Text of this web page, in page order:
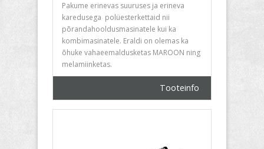
Pakume erinevas suuruses ja erineva
karedusega polüesterkettaid nii
põrandahooldusmasinatele kui ka
kombimasinatele. Eraldi on olemas ka
õhuke vahaeemaldusketas MAROON ning
melamiinketas.
Tooteinfo